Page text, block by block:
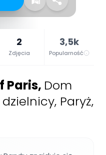
2
Zdjęcia
3,5k
Popularność
Paris, Dom
Paryż,